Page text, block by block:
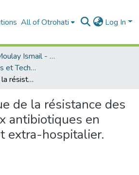
All of Otrohati Log In
Université Moulay Ismail - Meknès
CEDoc en Sciences et Techniques et Sciences Médicales (CED - STSM)
Problématique de la résistance des bactétries aux antibiotiques en milieu intra et extra-hospitalier.
de la résistance des
antibiotiques en
extra-hospitalier.